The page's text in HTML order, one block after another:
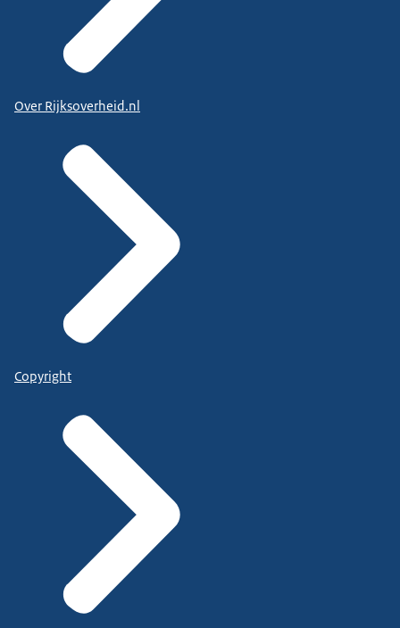
Over Rijksoverheid.nl
Copyright